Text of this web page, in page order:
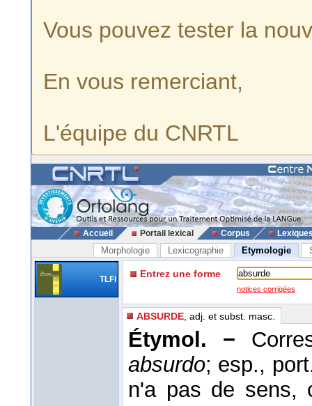
Vous pouvez tester la
En vous remerciant,
L'équipe du CNRTL
Accueil Portail lexical Corpus
Morphologie Lexicographie Etymologie
TLFi Entrez une forme
notices corrigées
ABSURDE , adj. et subst. masc.
Étymol. −
absurdo; esp.,
n'a pas de sens,